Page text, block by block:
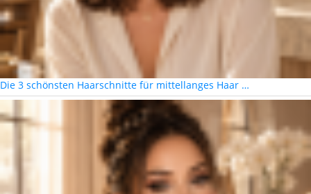
Die 3 schönsten Haarschnitte für mittellanges Haar …